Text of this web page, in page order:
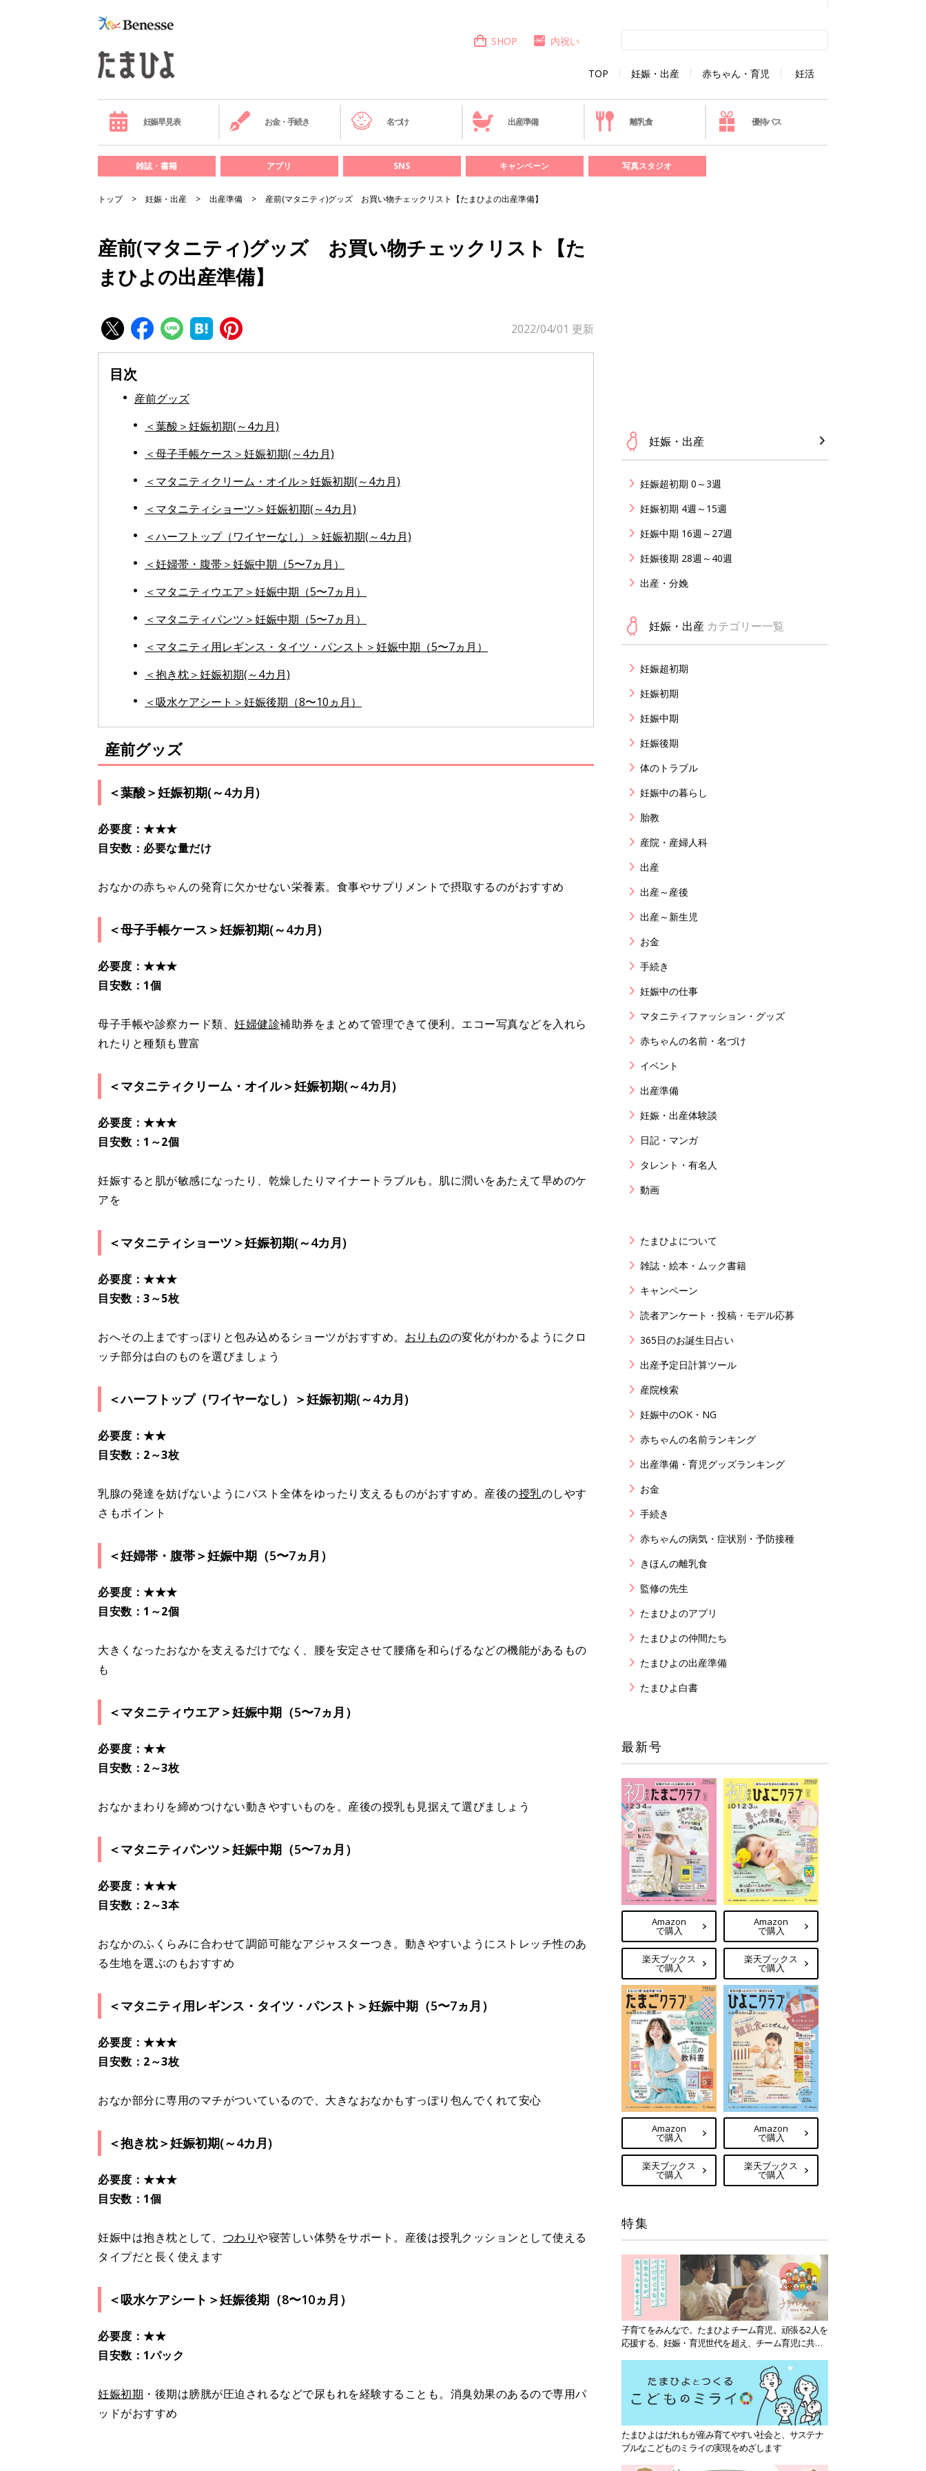
TOP 妊娠・出産 赤ちゃん・育児 妊活
SHOP 内祝い
妊娠早見表 お金・手続き 名づけ 出産準備 離乳食 優待パス
雑誌・書籍 アプリ SNS キャンペーン 写真スタジオ
トップ 妊娠・出産 出産準備 産前(マタニティ)グッズ お買い物チェックリスト【たまひよの出産準備】
産前(マタニティ)グッズ お買い物チェックリスト【た
まひよの出産準備】
2022/04/01 更新
目次
産前グッズ
＜葉酸＞妊娠初期(～4カ月)
＜母子手帳ケース＞妊娠初期(～4カ月)
＜マタニティクリーム・オイル＞妊娠初期(～4カ月)
＜マタニティショーツ＞妊娠初期(～4カ月)
＜ハーフトップ（ワイヤーなし）＞妊娠初期(～4カ月)
＜妊婦帯・腹帯＞妊娠中期（5〜7ヵ月）
＜マタニティウエア＞妊娠中期（5〜7ヵ月）
＜マタニティパンツ＞妊娠中期（5〜7ヵ月）
＜マタニティ用レギンス・タイツ・パンスト＞妊娠中期（5〜7ヵ月）
＜抱き枕＞妊娠初期(～4カ月)
＜吸水ケアシート＞妊娠後期（8〜10ヵ月）
産前グッズ
＜葉酸＞妊娠初期(～4カ月)
必要度：★★★
目安数：必要な量だけ
おなかの赤ちゃんの発育に欠かせない栄養素。食事やサプリメントで摂取するのがおすすめ
＜母子手帳ケース＞妊娠初期(～4カ月)
必要度：★★★
目安数：1個
母子手帳や診察カード類、 妊婦健診補助券をまとめて管理できて便利。エコー写真などを入れら
れたりと種類も豊富
＜マタニティクリーム・オイル＞妊娠初期(～4カ月)
必要度：★★★
目安数：1～2個
妊娠すると肌が敏感になったり、乾燥したりマイナートラブルも。肌に潤いをあたえて早めのケ
アを
＜マタニティショーツ＞妊娠初期(～4カ月)
必要度：★★★
目安数：3～5枚
おへその上まですっぽりと包み込めるショーツがおすすめ。 おりものの変化がわかるようにクロ
ッチ部分は白のものを選びましょう
＜ハーフトップ（ワイヤーなし）＞妊娠初期(～4カ月)
必要度：★★
目安数：2～3枚
乳腺の発達を妨げないようにバスト全体をゆったり支えるものがおすすめ。産後の授乳のしやす
さもポイント
＜妊婦帯・腹帯＞妊娠中期（5〜7ヵ月）
必要度：★★★
目安数：1～2個
大きくなったおなかを支えるだけでなく、腰を安定させて腰痛を和らげるなどの機能があるもの
も
＜マタニティウエア＞妊娠中期（5〜7ヵ月）
必要度：★★
目安数：2～3枚
おなかまわりを締めつけない動きやすいものを。産後の授乳も見据えて選びましょう
＜マタニティパンツ＞妊娠中期（5〜7ヵ月）
必要度：★★★
目安数：2～3本
おなかのふくらみに合わせて調節可能なアジャスターつき。動きやすいようにストレッチ性のあ
る生地を選ぶのもおすすめ
＜マタニティ用レギンス・タイツ・パンスト＞妊娠中期（5〜7ヵ月）
必要度：★★★
目安数：2～3枚
おなか部分に専用のマチがついているので、大きなおなかもすっぽり包んでくれて安心
＜抱き枕＞妊娠初期(～4カ月)
必要度：★★★
目安数：1個
妊娠中は抱き枕として、 つわりや寝苦しい体勢をサポート。産後は授乳クッションとして使える
タイプだと長く使えます
＜吸水ケアシート＞妊娠後期（8〜10ヵ月）
必要度：★★
目安数：1パック
妊娠初期 ・後期は膀胱が圧迫されるなどで尿もれを経験することも。消臭効果のあるので専用パ
ッドがおすすめ
妊娠・出産
妊娠超初期 0～3週
妊娠初期 4週～15週
妊娠中期 16週～27週
妊娠後期 28週～40週
出産・分娩
妊娠・出産 カテゴリー一覧
妊娠超初期
妊娠初期
妊娠中期
妊娠後期
体のトラブル
妊娠中の暮らし
胎教
産院・産婦人科
出産
出産～産後
出産～新生児
お金
手続き
妊娠中の仕事
マタニティファッション・グッズ
赤ちゃんの名前・名づけ
イベント
出産準備
妊娠・出産体験談
日記・マンガ
タレント・有名人
動画
たまひよについて
雑誌・絵本・ムック書籍
キャンペーン
読者アンケート・投稿・モデル応募
365日のお誕生日占い
出産予定日計算ツール
産院検索
妊娠中のOK・NG
赤ちゃんの名前ランキング
出産準備・育児グッズランキング
お金
手続き
赤ちゃんの病気・症状別・予防接種
きほんの離乳食
監修の先生
たまひよのアプリ
たまひよの仲間たち
たまひよの出産準備
たまひよ白書
最新号
Amazon
で購入
楽天ブックス
で購入
Amazon
で購入
楽天ブックス
で購入
Amazon
で購入
楽天ブックス
で購入
Amazon
で購入
楽天ブックス
で購入
特集
子育てをみんなで。たまひよチーム育児。頑張る2人を
応援する、妊娠・育児世代を超え、チーム育児に共感
たまひよはだれもが産み育てやすい社会と、サステナ
ブルなこどものミライの実現をめざします